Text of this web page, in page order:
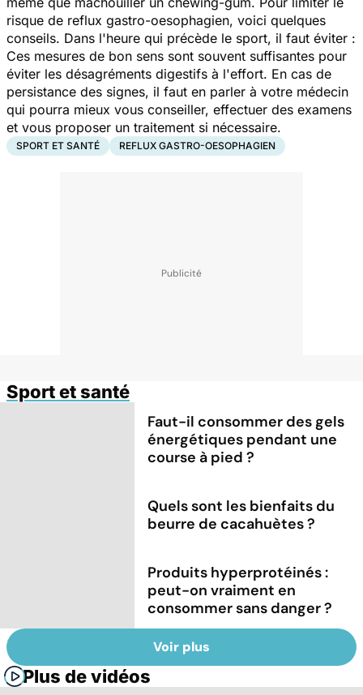
risque de reflux gastro-oesophagien, voici quelques
conseils. Dans l'heure qui précède le sport, il faut éviter :
Ces mesures de bon sens sont souvent suffisantes pour
éviter les désagréments digestifs à l'effort. En cas de
persistance des signes, il faut en parler à votre médecin
qui pourra mieux vous conseiller, effectuer des examens
et vous proposer un traitement si nécessaire.
SPORT ET SANTÉ REFLUX GASTRO-OESOPHAGIEN
Sport et santé
Faut-il consommer des gels
énergétiques pendant une
course à pied ?
Quels sont les bienfaits du
beurre de cacahuètes ?
Produits hyperprotéinés :
peut-on vraiment en
consommer sans danger ?
Voir plus
Plus de vidéos